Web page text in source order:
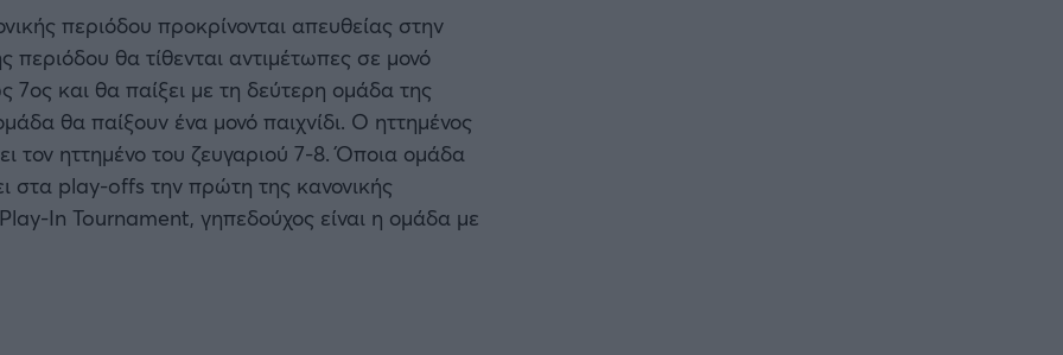
περιόδου προκρίνονται απευθείας στην
θα τίθενται αντιμέτωπες σε μονό
7ος και θα παίξει με τη δεύτερη ομάδα της
θα παίξουν ένα μονό παιχνίδι. Ο ηττημένος
τον ηττημένο του ζευγαριού 7-8. Όποια ομάδα
στα play-offs την πρώτη της κανονικής
In Tournament, γηπεδούχος είναι η ομάδα με